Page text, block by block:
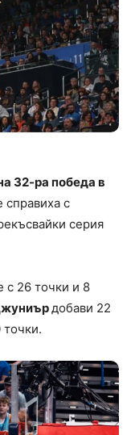
32-ра победа в
справиха с
серия
с 26 точки и 8
добави 22
точки.